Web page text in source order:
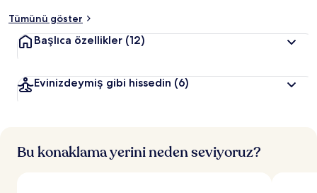
Tümünü göster
Başlıca özellikler (12)
Evinizdeymiş gibi hissedin (6)
Bu konaklama yerini neden seviyoruz?